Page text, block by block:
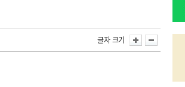
글자 크기